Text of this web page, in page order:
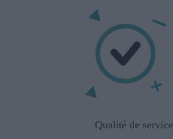
Qualité de service